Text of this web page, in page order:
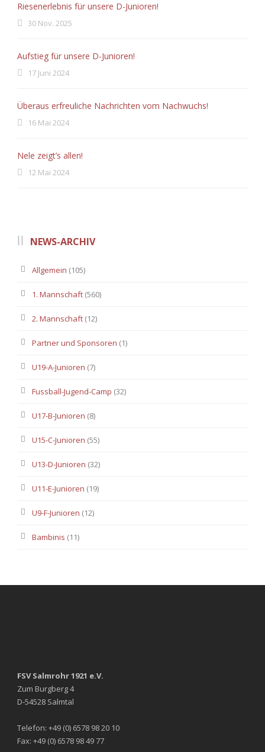
Riesenerlebnis für unsere D-Junioren!
30 Nov. 2025
Aufstieg für unsere D-Junioren!
17 Juni 2024
Überaus erfreuliche Nachrichten vom Nachwuchs!
16 Mai 2024
Nele zeigt’s allen!
12 Mai 2024
NEWS-ARCHIV
Allgemein (105)
1. Mannschaft (560)
2. Mannschaft (12)
Partner und Sponsoren (1)
U19-A-Junioren (7)
Fussball-Jugend-Camp (32)
U17-B-Junioren (8)
U15-C-Junioren (55)
U13-D-Junioren (32)
U11-E-Junioren (19)
U9-F-Junioren (12)
Bambinis (11)
FSV Salmrohr 1921 e.V.
Zum Burgberg 4
D-54528 Salmtal
Telefon: +49 (0) 6578 98 20 10
Fax: +49 (0) 6578 98 49 77